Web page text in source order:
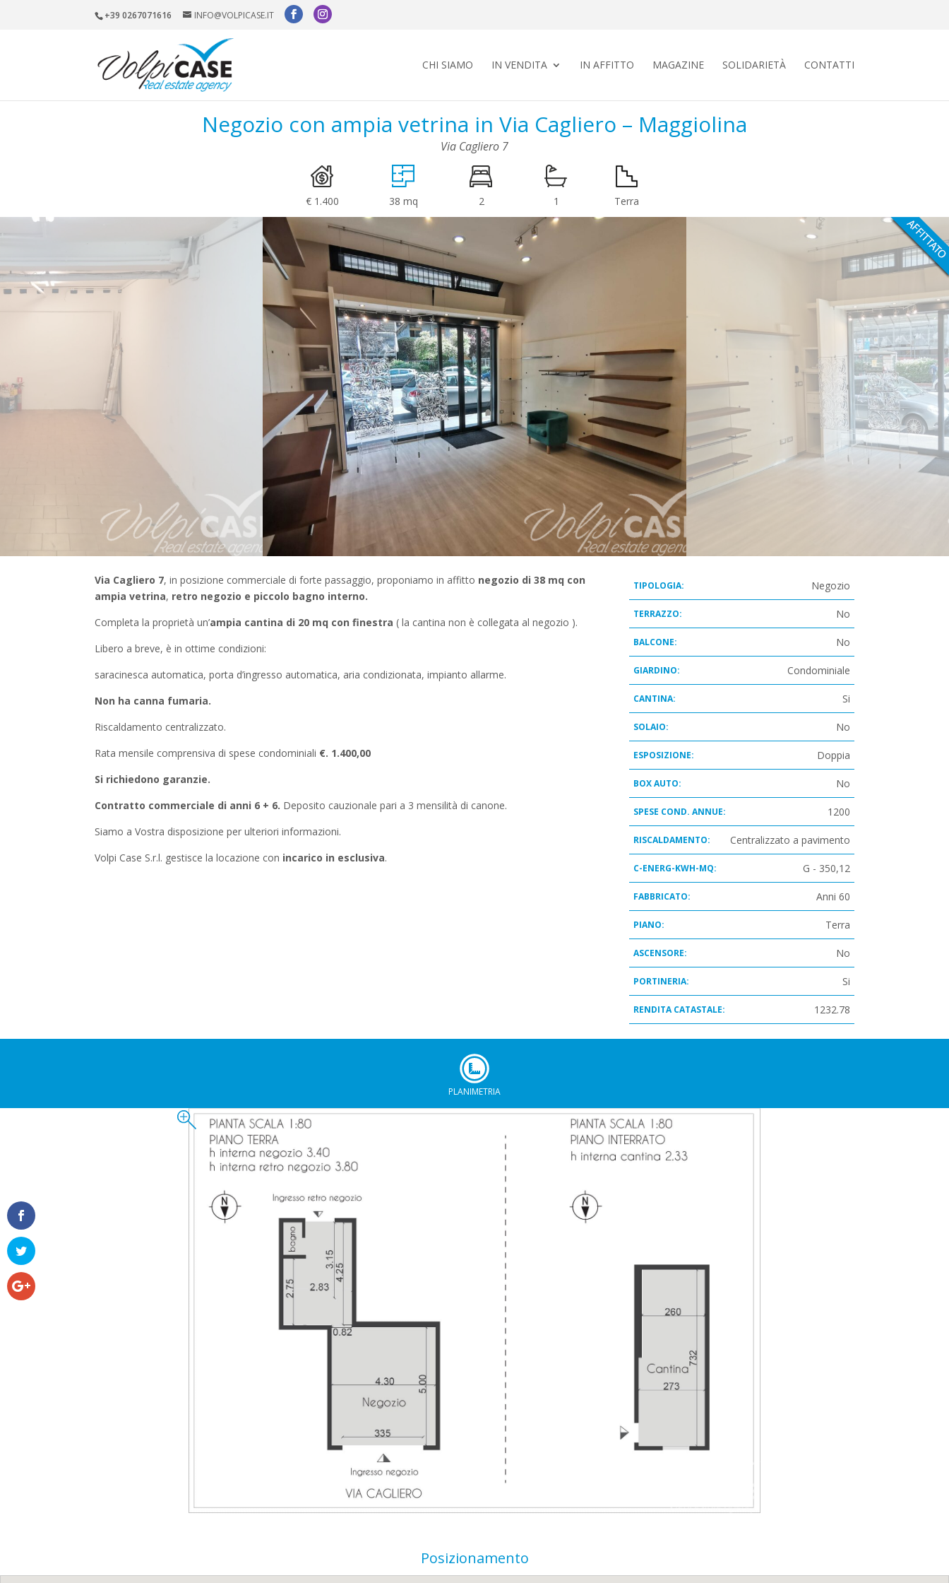
+39 0267071616 INFO@VOLPICASE.IT
CHI SIAMO IN VENDITA IN AFFITTO MAGAZINE SOLIDARIETÀ CONTATTI
Negozio con ampia vetrina in Via Cagliero – Maggiolina
Via Cagliero 7
€ 1.400 38 mq 2 1 Terra
Via Cagliero 7, in posizione commerciale di forte passaggio, proponiamo in affitto negozio di 38 mq con
ampia vetrina, retro negozio e piccolo bagno interno.
Completa la proprietà un’ampia cantina di 20 mq con finestra ( la cantina non è collegata al negozio ).
Libero a breve, è in ottime condizioni:
saracinesca automatica, porta d’ingresso automatica, aria condizionata, impianto allarme.
Non ha canna fumaria.
Riscaldamento centralizzato.
Rata mensile comprensiva di spese condominiali €. 1.400,00
Si richiedono garanzie.
Contratto commerciale di anni 6 + 6. Deposito cauzionale pari a 3 mensilità di canone.
Siamo a Vostra disposizione per ulteriori informazioni.
Volpi Case S.r.l. gestisce la locazione con incarico in esclusiva.
TIPOLOGIA: Negozio
TERRAZZO: No
BALCONE: No
GIARDINO: Condominiale
CANTINA: Si
SOLAIO: No
ESPOSIZIONE: Doppia
BOX AUTO: No
SPESE COND. ANNUE: 1200
RISCALDAMENTO: Centralizzato a pavimento
C-ENERG-KWH-MQ: G - 350,12
FABBRICATO: Anni 60
PIANO: Terra
ASCENSORE: No
PORTINERIA: Si
RENDITA CATASTALE: 1232.78
PLANIMETRIA
Posizionamento